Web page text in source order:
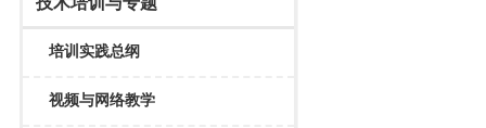
培训实践总纲
视频与网络教学